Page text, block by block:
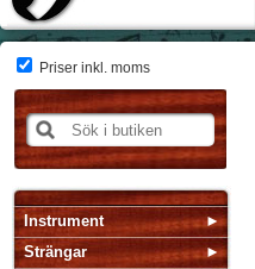
Priser inkl. moms
Instrument
Strängar